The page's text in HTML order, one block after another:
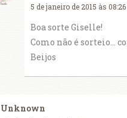
5 de janeiro de 2015 às 08:26
Boa sorte Giselle!
Como não é sorteio...
Beijos
Unknown